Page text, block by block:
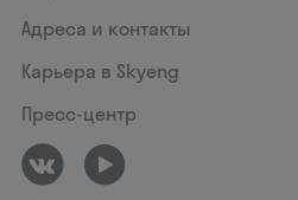
Адреса и контакты
Карьера в Skyeng
Пресс-центр